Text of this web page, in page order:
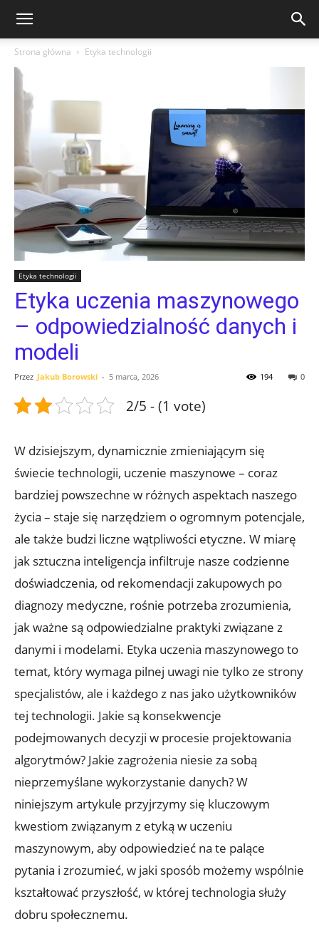
Strona główna Etyka technologii
Etyka technologii
Etyka uczenia maszynowego
– odpowiedzialność danych i
modeli
Przez Jakub Borowski - 5 marca, 2026 0
194
2/5 - (1 vote)
W dzisiejszym, dynamicznie zmieniającym się
świecie technologii, uczenie maszynowe – coraz
bardziej powszechne w różnych aspektach naszego
życia – staje się narzędziem o ogromnym potencjale,
ale także budzi liczne wątpliwości etyczne. W miarę
jak sztuczna inteligencja infiltruje nasze codzienne
doświadczenia, od rekomendacji zakupowych po
diagnozy medyczne, rośnie potrzeba zrozumienia,
jak ważne są odpowiedzialne praktyki związane z
danymi i modelami. Etyka uczenia maszynowego to
temat, który wymaga pilnej uwagi nie tylko ze strony
specjalistów, ale i każdego z nas jako użytkowników
tej technologii. Jakie są konsekwencje
podejmowanych decyzji w procesie projektowania
algorytmów? Jakie zagrożenia niesie za sobą
nieprzemyślane wykorzystanie danych? W
niniejszym artykule przyjrzymy się kluczowym
kwestiom związanym z etyką w uczeniu
maszynowym, aby odpowiedzieć na te palące
pytania i zrozumieć, w jaki sposób możemy wspólnie
kształtować przyszłość, w której technologia służy
dobru społecznemu.